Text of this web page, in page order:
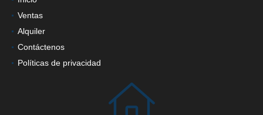
Ventas
Alquiler
Contáctenos
Políticas de privacidad